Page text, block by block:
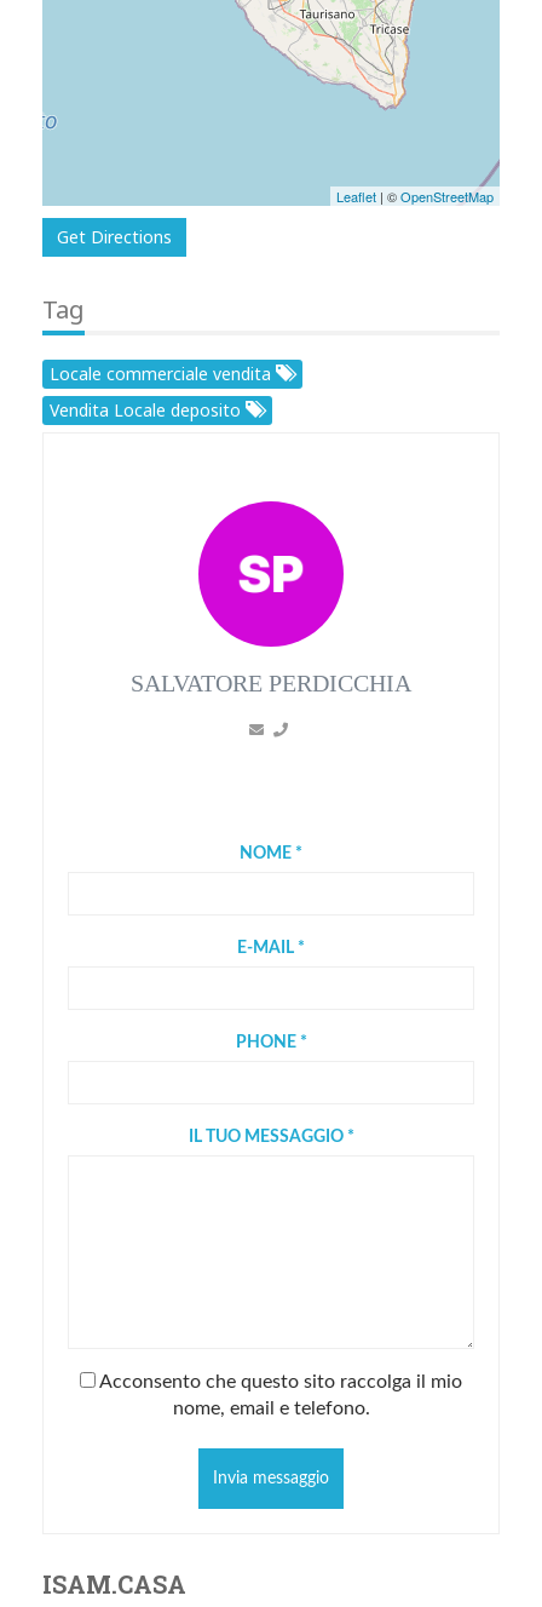
Leaflet | ©OpenStreetMap
Get Directions
Tag
Locale commerciale vendita
Vendita Locale deposito
SALVATORE PERDICCHIA
NOME *
E-MAIL *
PHONE *
IL TUO MESSAGGIO *
Acconsento che questo sito raccolga il mio
nome, email e telefono.
Invia messaggio
ISAM.CASA